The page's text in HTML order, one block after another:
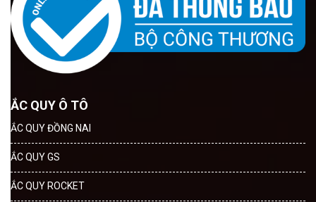
ẮC QUY Ô TÔ
ẮC QUY ĐỒNG NAI
ẮC QUY GS
ẮC QUY ROCKET